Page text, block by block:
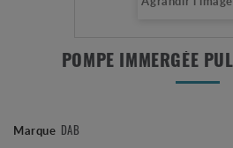
POMPE IMMERGÉE
Marque DAB